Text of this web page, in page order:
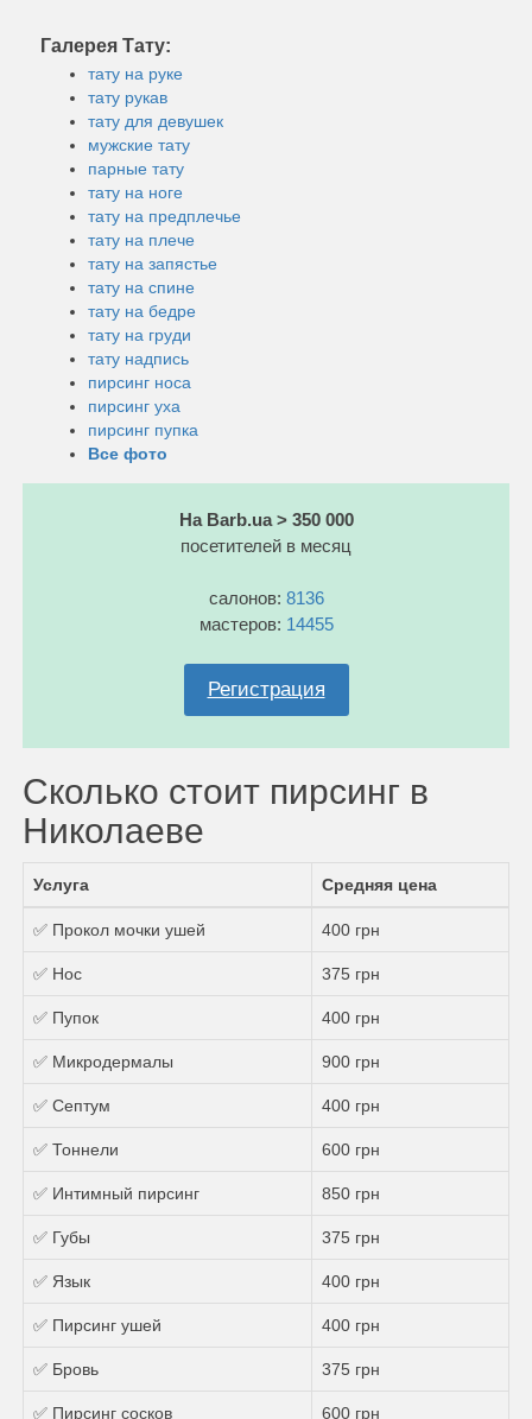
Галерея Тату:
тату на руке
тату рукав
тату для девушек
мужские тату
парные тату
тату на ноге
тату на предплечье
тату на плече
тату на запястье
тату на спине
тату на бедре
тату на груди
тату надпись
пирсинг носа
пирсинг уха
пирсинг пупка
Все фото
На Barb.ua > 350 000
посетителей в месяц
салонов: 8136
мастеров: 14455
Регистрация
Сколько стоит пирсинг в
Николаеве
Услуга Средняя цена
✅ Прокол мочки ушей 400 грн
✅ Нос 375 грн
✅ Пупок 400 грн
✅ Микродермалы 900 грн
✅ Септум 400 грн
✅ Тоннели 600 грн
✅ Интимный пирсинг 850 грн
✅ Губы 375 грн
✅ Язык 400 грн
✅ Пирсинг ушей 400 грн
✅ Бровь 375 грн
✅ Пирсинг сосков 600 грн